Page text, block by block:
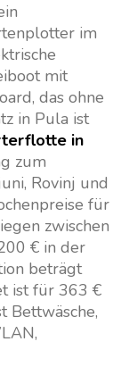
im
mit
das ohne
in Pula ist
in
zum
Rovinj und
für
zwischen
€ in der
beträgt
ist für 363 €
Bettwäsche,